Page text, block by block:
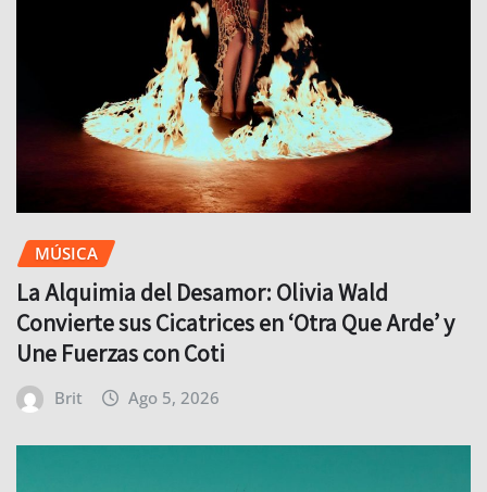
MÚSICA
La Alquimia del Desamor: Olivia Wald
Convierte sus Cicatrices en ‘Otra Que Arde’ y
Une Fuerzas con Coti
Brit Ago 5, 2026